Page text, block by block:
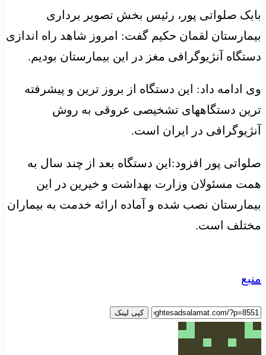
بابک صلواتی پور، رئیس بخش تصویر برداری
بیمارستان لقمان حکیم گفت: امروز شاهد راه اندازی
دستگاه آنژیوگرافی مغز در این بیمارستان بودیم.
وی ادامه داد: این دستگاه از بروز ترین و پیشرفته
ترین دستگاههای تشخیصی عروقی به روش
آنژیوگرافی در ایران است.
صلواتی پور افزود:این دستگاه بعد از چند سال به
همت مسئولان وزارت بهداشت و خیرین در این
بیمارستان نصب شده و آماده ارائه خدمت به بیماران
مختلف است.
منبع
کپی لینک